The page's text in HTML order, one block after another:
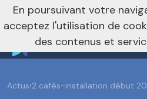
Actus›2 cafés-installation début
En poursuivant votre
acceptez l'utilisation de
des contenus et